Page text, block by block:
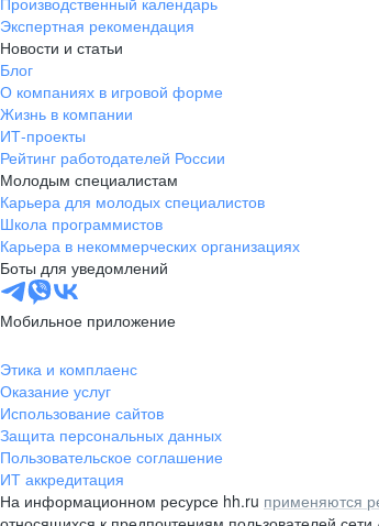
Экспертная рекомендация
Новости и статьи
Блог
О компаниях в игровой форме
Жизнь в компании
ИТ-проекты
Рейтинг работодателей России
Молодым специалистам
Карьера для молодых специалистов
Школа программистов
Карьера в некоммерческих организациях
Боты для уведомлений
Мобильное приложение
Этика и комплаенс
Оказание услуг
Использование сайтов
Защита персональных данных
Пользовательское соглашение
ИТ аккредитация
На информационном ресурсе hh.ru применяются